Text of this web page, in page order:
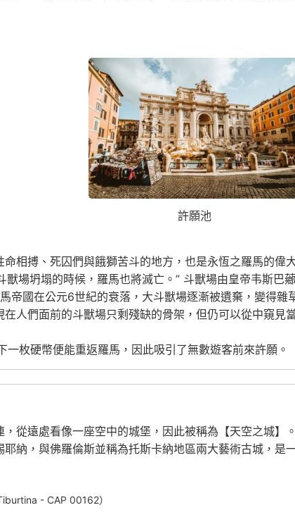
許願池
相搏、死囚們與餓獅苦斗的地方，也是永恆之羅馬的偉
場坍塌的時候，羅馬也將滅亡。” 斗獸場由皇帝韦斯巴
國在公元6世紀的衰落，大斗獸場逐漸被遺棄，變得雜
人們面前的斗獸場只剩殘缺的骨架，但仍可以從中窺見
枚硬幣便能重返羅馬，因此吸引了無數遊客前來許願。
從遠處看像一座空中的城堡，因此被稱為【天空之城】
納，與佛羅倫斯並稱為托斯卡納地區兩大藝術古城，是
- CAP 00162）